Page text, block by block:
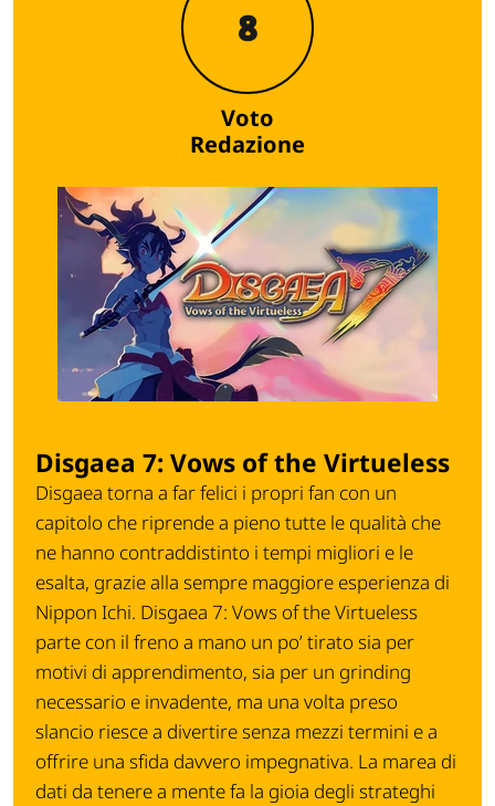
8
Voto
Redazione
Disgaea 7: Vows of the Virtueless
Disgaea torna a far felici i propri fan con un
capitolo che riprende a pieno tutte le qualità che
ne hanno contraddistinto i tempi migliori e le
esalta, grazie alla sempre maggiore esperienza di
Nippon Ichi. Disgaea 7: Vows of the Virtueless
parte con il freno a mano un po’ tirato sia per
motivi di apprendimento, sia per un grinding
necessario e invadente, ma una volta preso
slancio riesce a divertire senza mezzi termini e a
offrire una sfida davvero impegnativa. La marea di
dati da tenere a mente fa la gioia degli strateghi